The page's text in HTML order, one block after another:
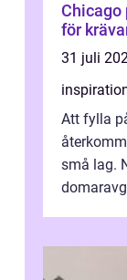
Chicago
för
31 juli
Att fylla
små lag.